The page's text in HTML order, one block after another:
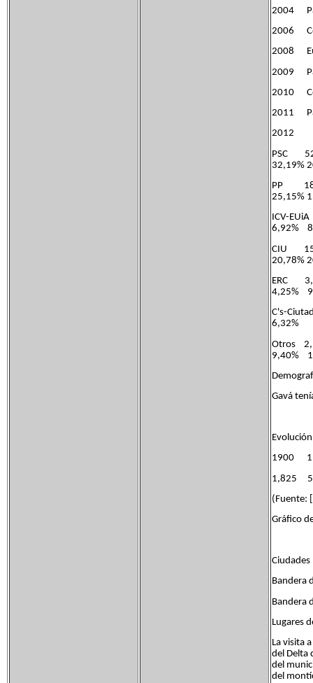
2004
2006
2008
2009
2010
2011
2012
PSC
32,19%
PP
25,15%
ICV-
6,92%
CIU
20,78%
ERC
4,25%
Otros
9,40%
Gavá
1900
1,825
(Fuente:
Gráfico
Bandera
Bandera
Lugares
La visita
del Delta
del
del